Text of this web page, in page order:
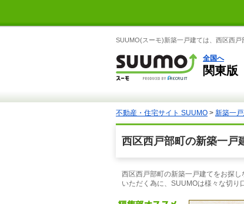
SUUMO(スーモ)新築一戸建ては、西区西
全国へ
関東版
不動産・住宅サイト SUUMO > 新築一
西区西戸部町の新築一戸
西区西戸部町の新築一戸建てをお探
いただく為に、SUUMOは様々な切り